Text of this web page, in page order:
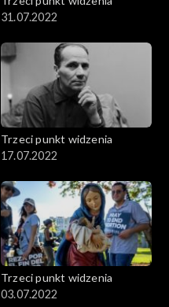
31.07.2022
Trzeci punkt widzenia
17.07.2022
Trzeci punkt widzenia
03.07.2022